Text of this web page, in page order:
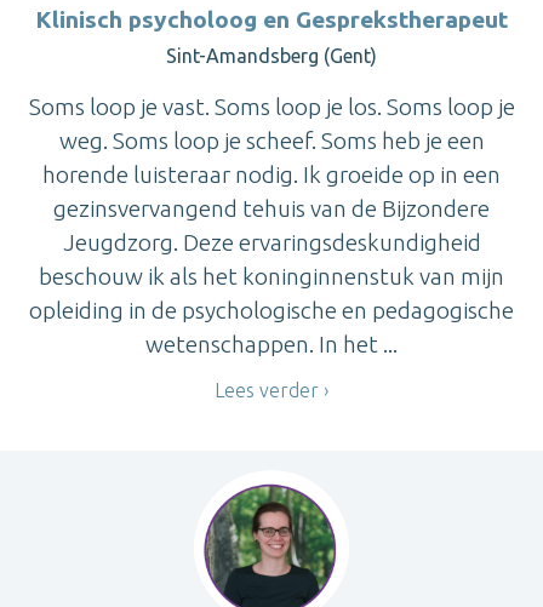
Klinisch psycholoog en Gesprekstherapeut
Sint-Amandsberg (Gent)
Soms loop je vast. Soms loop je los. Soms loop je
weg. Soms loop je scheef. Soms heb je een
horende luisteraar nodig. Ik groeide op in een
gezinsvervangend tehuis van de Bijzondere
Jeugdzorg. Deze ervaringsdeskundigheid
beschouw ik als het koninginnenstuk van mijn
opleiding in de psychologische en pedagogische
wetenschappen. In het ...
Lees verder